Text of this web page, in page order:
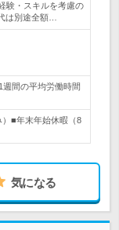
験・スキルを考慮の
は別途全額…
間の平均労働時間
■年末年始休暇（8
気になる